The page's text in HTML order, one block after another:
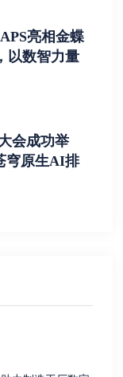
亮相金蝶
以数智力量
会成功举
穹原生AI排